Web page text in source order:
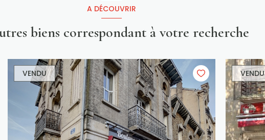
A DÉCOUVRIR
biens correspondant à votre recherche
VENDU VENDU